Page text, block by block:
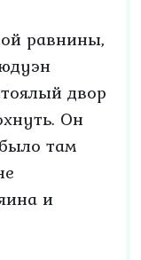
равнины,
двор
Он
там
и